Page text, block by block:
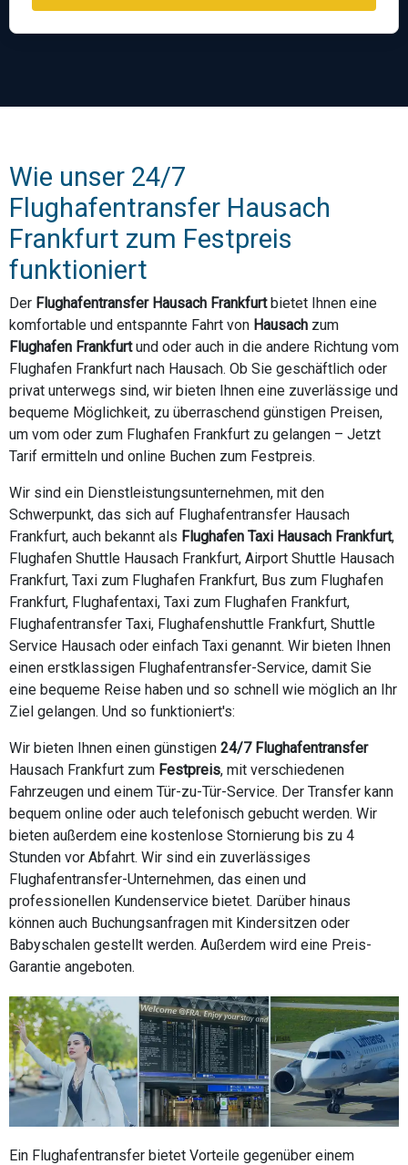
Wie unser 24/7
Flughafentransfer Hausach
Frankfurt zum Festpreis
funktioniert
Der Flughafentransfer Hausach Frankfurtbietet Ihnen eine
komfortable und entspannte Fahrt von Hausach zum
Flughafen Frankfurtund oder auch in die andere Richtung vom
Flughafen Frankfurt nach Hausach. Ob Sie geschäftlich oder
privat unterwegs sind, wir bieten Ihnen eine zuverlässige und
bequeme Möglichkeit, zu überraschend günstigen Preisen,
um vom oder zum Flughafen Frankfurt zu gelangen – Jetzt
Tarif ermitteln und online Buchen zum Festpreis.
Wir sind ein Dienstleistungsunternehmen, mit den
Schwerpunkt, das sich auf Flughafentransfer Hausach
Frankfurt, auch bekannt als Flughafen Taxi Hausach Frankfurt,
Flughafen Shuttle Hausach Frankfurt, Airport Shuttle Hausach
Frankfurt, Taxi zum Flughafen Frankfurt, Bus zum Flughafen
Frankfurt, Flughafentaxi, Taxi zum Flughafen Frankfurt,
Flughafentransfer Taxi, Flughafenshuttle Frankfurt, Shuttle
Service Hausach oder einfach Taxi genannt. Wir bieten Ihnen
einen erstklassigen Flughafentransfer-Service, damit Sie
eine bequeme Reise haben und so schnell wie möglich an Ihr
Ziel gelangen. Und so funktioniert's:
Wir bieten Ihnen einen günstigen 24/7 Flughafentransfer
Hausach Frankfurt zum Festpreis, mit verschiedenen
Fahrzeugen und einem Tür-zu-Tür-Service. Der Transfer kann
bequem online oder auch telefonisch gebucht werden. Wir
bieten außerdem eine kostenlose Stornierung bis zu 4
Stunden vor Abfahrt. Wir sind ein zuverlässiges
Flughafentransfer-Unternehmen, das einen und
professionellen Kundenservice bietet. Darüber hinaus
können auch Buchungsanfragen mit Kindersitzen oder
Babyschalen gestellt werden. Außerdem wird eine Preis-
Garantie angeboten.
Ein Flughafentransfer bietet Vorteile gegenüber einem